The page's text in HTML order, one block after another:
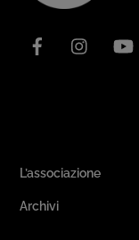
Facebook
L’associazione
Archivi